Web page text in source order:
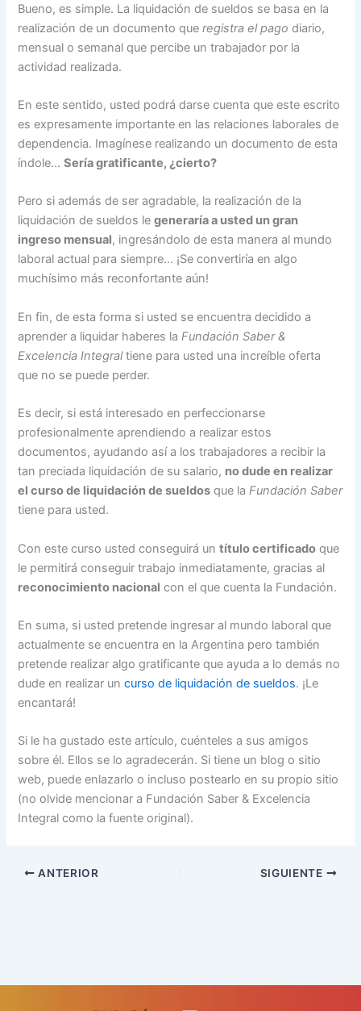
Bueno, es simple. La liquidación de sueldos se basa en la
realización de un documento queregistra el pago diario,
mensual o semanal que percibe un trabajador por la
actividad realizada.
En este sentido, usted podrá darse cuenta que este escrito
es expresamente importante en las relaciones laborales de
dependencia. Imagínese realizando un documento de esta
índole…Sería gratificante, ¿cierto?
Pero si además de ser agradable, la realización de la
liquidación de sueldos legeneraría a usted un gran
ingreso mensual, ingresándolo de esta manera al mundo
laboral actual para siempre… ¡Se convertiría en algo
muchísimo más reconfortante aún!
En fin, de esta forma si usted se encuentra decidido a
aprender a liquidar haberes laFundación Saber &
Excelencia Integraltiene para usted una increíble oferta
que no se puede perder.
Es decir, si está interesado en perfeccionarse
profesionalmente aprendiendo a realizar estos
documentos, ayudando así a los trabajadores a recibir la
tan preciada liquidación de su salario, no dude en realizar
el curso de liquidación de sueldos que laFundación Saber
tiene para usted.
Con este curso usted conseguirá untítulo certificado que
le permitirá conseguir trabajo inmediatamente, gracias al
reconocimiento nacional con el que cuenta la Fundación.
En suma, si usted pretende ingresar al mundo laboral que
actualmente se encuentra en la Argentina pero también
pretende realizar algo gratificante que ayuda a lo demás no
dude en realizar uncurso de liquidación de sueldos. ¡Le
encantará!
Si le ha gustado este artículo, cuénteles a sus amigos
sobre él. Ellos se lo agradecerán. Si tiene un blog o sitio
web, puede enlazarlo o incluso postearlo en su propio sitio
(no olvide mencionar a Fundación Saber & Excelencia
Integral como la fuente original).
ANTERIOR SIGUIENTE